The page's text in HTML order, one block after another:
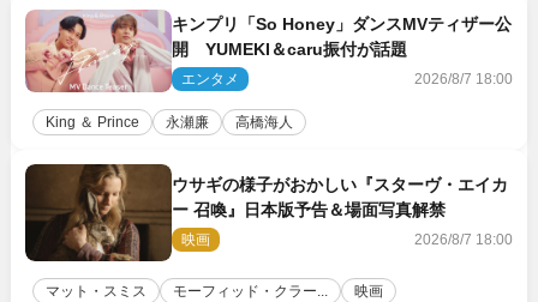
キンプリ「So Honey」ダンスMVティザー公
開 YUMEKI＆caru振付が話題
エンタメ 2026/8/7 18:00
King ＆ Prince 永瀬廉 高橋海人
ウサギの様子がおかしい『スターヴ・エイカ
ー 召喚』日本版予告＆場面写真解禁
映画 2026/8/7 18:00
マット・スミス モーフィッド・クラー... 映画